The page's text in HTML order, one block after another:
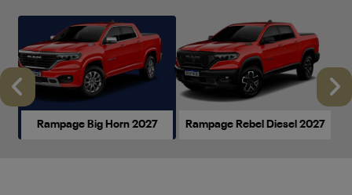
Rampage Big Horn 2027 Rampage Rebel Diesel 2027
Anterior
Rampage Big Horn 2027